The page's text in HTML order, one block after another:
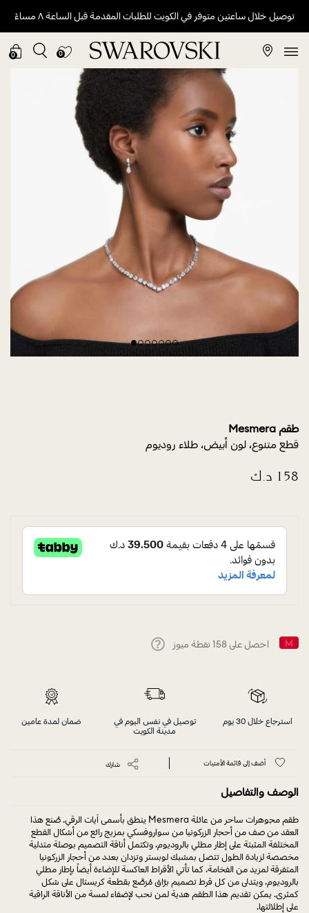
توصيل خلال ساعتين متوفر في الكويت للطلبات المقدمة قبل الساعة ٨ مساءً
0
0
طقم Mesmera
قطع متنوع، لون أبيض، طلاء روديوم
احصل على 158 نقطة ميوز
استرجاع خلال 30 يوم
توصيل في نفس اليوم في
مدينة الكويت
ضمان لمدة عامين
أضف إلى قائمة الأمنيات شارك
الوصف والتفاصيل
طقم مجوهرات ساحر من عائلة Mesmera ينطق بأسمى آيات الرقي. صُنع هذا
العقد من صف من أحجار الزركونيا من سواروفسكي بمزيج رائع من أشكال القطع
المختلفة المثبتة على إطار مطلي بالروديوم، وتكتمل أناقة التصميم بوصلة متدلية
مخصصة لزيادة الطول تتصل بمشبك لوبستر وتزدان بعدد من أحجار الزركونيا
المتفرقة لمزيد من الفخامة، كما تأتي الأقراط العاكسة للإضاءة أيضاً بإطار مطلي
بالروديوم، ويتدلى من كل قرط تصميم برَّاق مُرَصَّع بقطعة كريستال على شكل
كمثرى. يمكن تقديم هذا الطقم هدية لمن نحب لإضفاء لمسة من الأناقة الراقية
على إطلالتها.